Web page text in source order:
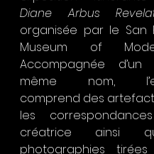
Diane Arbus
organisée par le San
Museum of
Accompagnée
même nom,
comprend des
les
créatrice ainsi
photographies